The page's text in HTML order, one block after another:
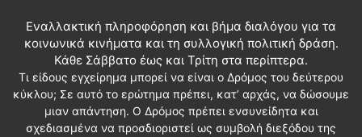
Εναλλακτική πληροφόρηση και βήμα διαλόγου για τα
κοινωνικά κινήματα και τη συλλογική πολιτική δράση.
Κάθε Σάββατο έως και Τρίτη στα περίπτερα.
Τι είδους εγχείρημα μπορεί να είναι ο Δρόμος του δεύτερου
κύκλου; Σε αυτό το ερώτημα πρέπει, κατ’ αρχάς, να δώσουμε
μιαν απάντηση. Ο Δρόμος πρέπει ενσυνείδητα και
σχεδιασμένα να προσδιοριστεί ως συμβολή διεξόδου της